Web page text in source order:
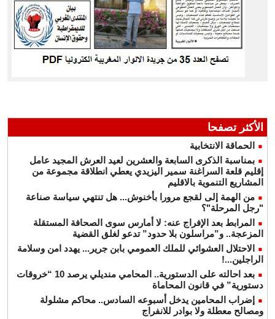
الأكثر تصفحا
الحماقة الانتخابية
بمناسبة الذكرى السابعة والعشرين لعيد العرش المجيد عامل
إقليم قلعة السراغنة سمير اليزيدي يعطي انطلاقة مجموعة من
المشاريع التنموية بالاقليم
من الهمة إلى لقجع مرورا بأخنوش... هل تنتهي سياسة صناعة
"رجل المرحلة"؟
المرابط بعد الإفراج عنه: لا أمارس سوى الصحافة المستقلة
المزعجة.. و”مراسلون بلا حدود” تدعو لغلق القضية
الاحتلال العشوائي للملك العمومي بابن جرير... يهدد امن وسلامة
الراجلين...!
بعد احالته على الدستورية.. المحامي منديلي يرصد 10 “خروقات
دستورية” في قانون المحاماة
إضراب المحامين يدخل أسبوعه السادس.. محاكم مشلولة
ومصالح معطلة ولا بوادر للانفراج